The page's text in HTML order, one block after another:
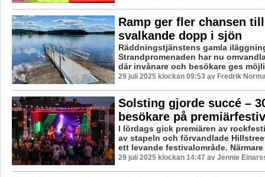
Ramp ger fler chansen
svalkande dopp i sjön
Räddningstjänstens gamla
Strandpromenaden har nu
där invånare och besökare ges
29 juli 2025 klockan 09:53 av Fredrik
Solsting gjorde succé –
besökare på
I lördags gick premiären av
av stapeln och förvandlade
ett levande festivalområde. Närmare
29 juli 2025 klockan 14:47 av Jennie